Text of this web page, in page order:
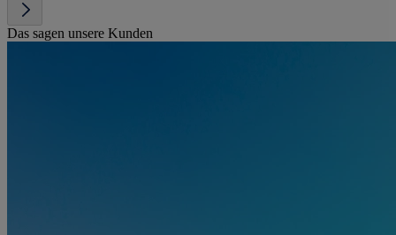
Das sagen unsere Kunden